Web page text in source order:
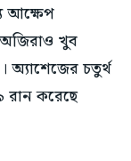
আক্ষেপ
খুব
অ্যাশেজের চতুর্থ
রান করেছে